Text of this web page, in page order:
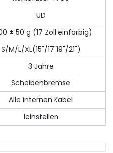
UD
± 50 g (17 Zoll einfarbig)
S/M/L/XL(15"/17"19"/21")
3 Jahre
Scheibenbremse
Alle internen Kabel
1einstellen